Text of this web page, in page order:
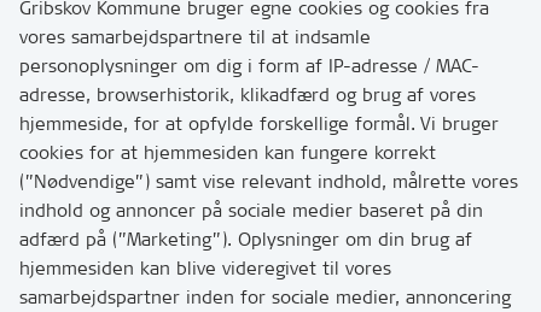
Kontakt
Skriv til os via Digital Post
Har du brug for at komme i kontakt med os? Se her
hvordan
Tip os om huller i vejen eller andet
T:7249 6000
Bemærk: vi har mange opkald mellem kl. 10 og 11
Gribskov Kommune bruger egne cookies og cookies fra
vores samarbejdspartnere til at indsamle
personoplysninger om dig i form af IP-adresse / MAC-
adresse, browserhistorik, klikadfærd og brug af vores
hjemmeside, for at opfylde forskellige formål. Vi bruger
cookies for at hjemmesiden kan fungere korrekt
(”Nødvendige”) samt vise relevant indhold, målrette vores
indhold og annoncer på sociale medier baseret på din
adfærd på (”Marketing”). Oplysninger om din brug af
hjemmesiden kan blive videregivet til vores
samarbejdspartner inden for sociale medier, annoncering